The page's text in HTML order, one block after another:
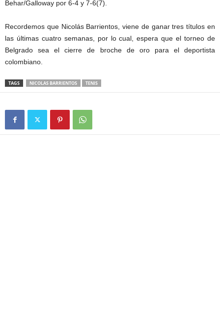
Behar/Galloway por 6-4 y 7-6(7).
Recordemos que Nicolás Barrientos, viene de ganar tres títulos en
las últimas cuatro semanas, por lo cual, espera que el torneo de
Belgrado sea el cierre de broche de oro para el deportista
colombiano.
TAGS NICOLAS BARRIENTOS TENIS